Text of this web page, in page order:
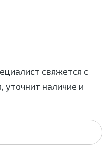
свяжется с
наличие и